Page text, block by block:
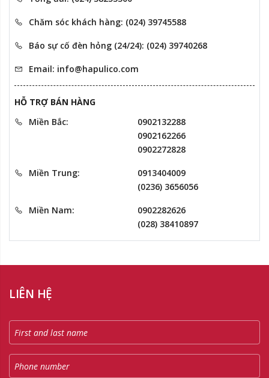
Chăm sóc khách hàng: (024) 39745588
Báo sự cố đèn hỏng (24/24): (024) 39740268
Email: info@hapulico.com
HỖ TRỢ BÁN HÀNG
Miền Bắc:
0902132288
0902162266
0902272828
Miền Trung:
0913404009
(0236) 3656056
Miền Nam:
0902282626
(028) 38410897
LIÊN HỆ